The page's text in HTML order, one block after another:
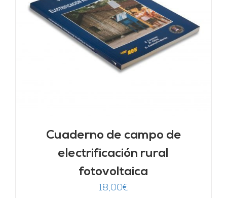
Cuaderno de campo de
electrificación rural
fotovoltaica
18,00€